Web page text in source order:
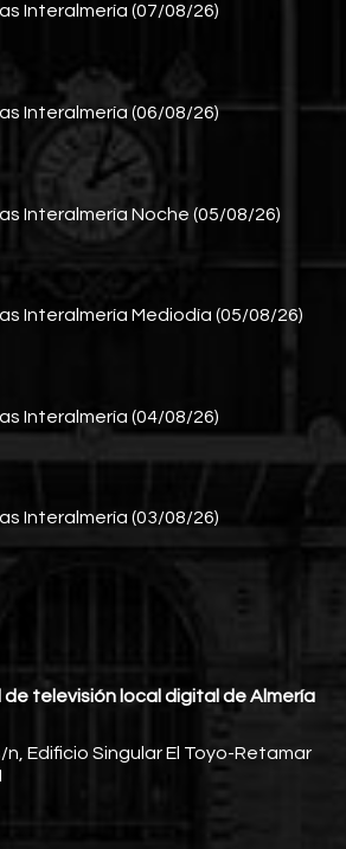
Interalmería (07/08/26)
Interalmería (06/08/26)
Interalmería Noche (05/08/26)
Interalmería Mediodía (05/08/26)
Interalmería (04/08/26)
Interalmería (03/08/26)
de televisión local digital de Almería
Edificio Singular El Toyo-Retamar